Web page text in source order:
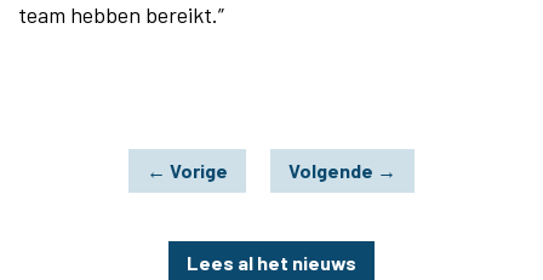
team hebben bereikt.”
← Vorige Volgende →
Lees al het nieuws